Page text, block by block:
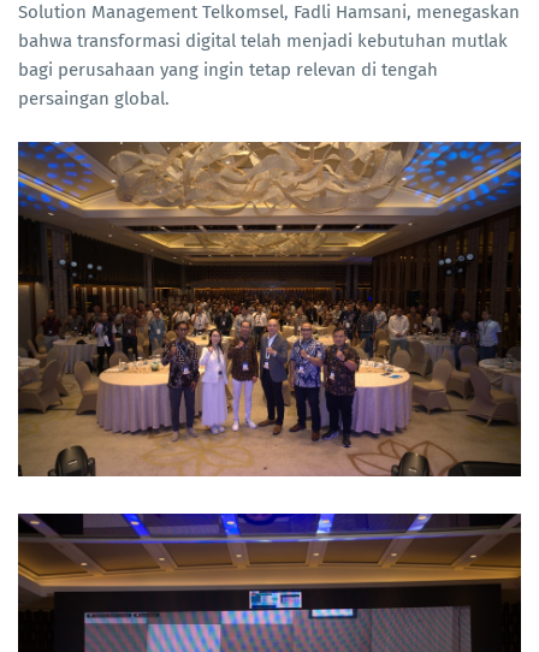
Solution Management Telkomsel, Fadli Hamsani, menegaskan
bahwa transformasi digital telah menjadi kebutuhan mutlak
bagi perusahaan yang ingin tetap relevan di tengah
persaingan global.